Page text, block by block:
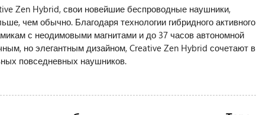
Zen Hybrid, свои новейшие беспроводные наушники,
чем обычно. Благодаря технологии гибридного активного
с неодимовыми магнитами и до 37 часов автономной
но элегантным дизайном, Creative Zen Hybrid сочетают в
повседневных наушников.